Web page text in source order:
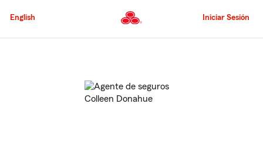
al
principal
English Iniciar Sesión